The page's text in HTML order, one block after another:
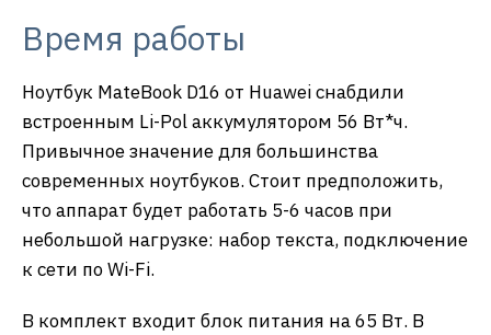
Время работы
Ноутбук MateBook D16 от Huawei снабдили
встроенным Li-Pol аккумулятором 56 Вт*ч.
Привычное значение для большинства
современных ноутбуков. Стоит предположить,
что аппарат будет работать 5-6 часов при
небольшой нагрузке: набор текста, подключение
к сети по Wi-Fi.
В комплект входит блок питания на 65 Вт. В